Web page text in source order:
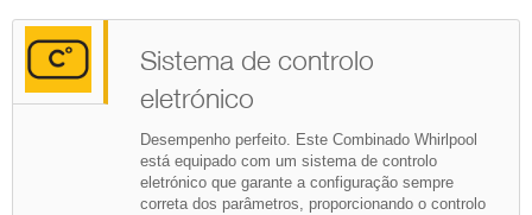
Sistema de controlo
eletrónico
Desempenho perfeito. Este Combinado Whirlpool
está equipado com um sistema de controlo
eletrónico que garante a configuração sempre
correta dos parâmetros, proporcionando o controlo